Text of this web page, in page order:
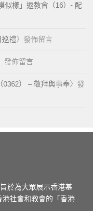
似樣」返教會（16）- 配
巡禮〉發佈留言
發佈留言
0362） – 敬拜與事奉〉發
於為大眾展示香港基
社會和教會的「香港